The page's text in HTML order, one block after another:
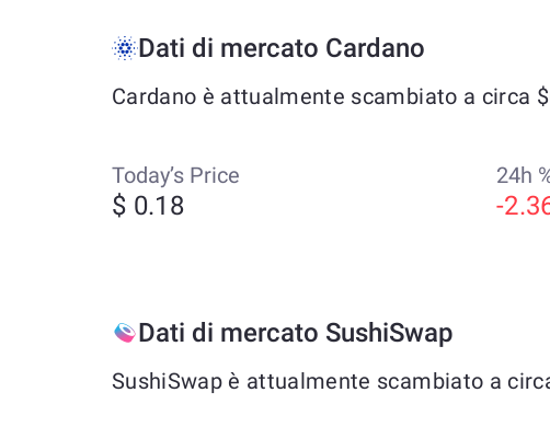
Dati di mercato Cardano
Cardano è attualmente scambiato a circa
Today’s Price
$ 0.18
24h
-
Dati di mercato SushiSwap
SushiSwap è attualmente scambiato a